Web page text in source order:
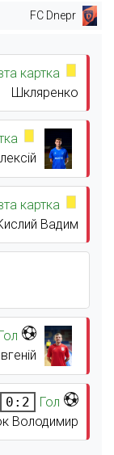
FC Dnepr
картка
Шкляренко
картка
Вадим
0:2
Гол
Володимир